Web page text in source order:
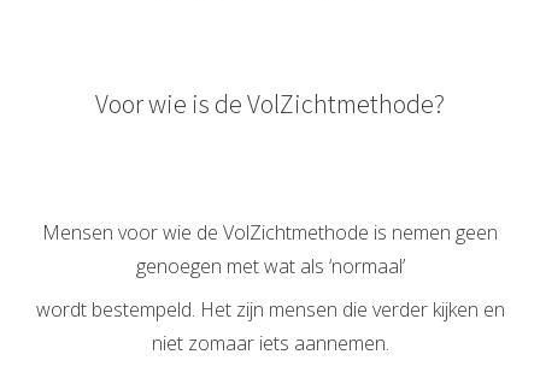
Voor wie is de VolZichtmethode?
Mensen voor wie de VolZichtmethode is nemen geen
genoegen met wat als ‘normaal’
wordt bestempeld. Het zijn mensen die verder kijken en
niet zomaar iets aannemen.